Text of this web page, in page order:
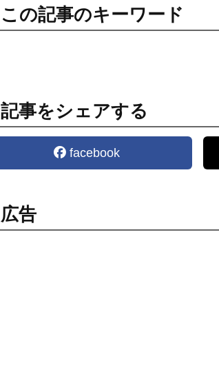
この記事のキーワード
記事をシェアする
facebook
広告